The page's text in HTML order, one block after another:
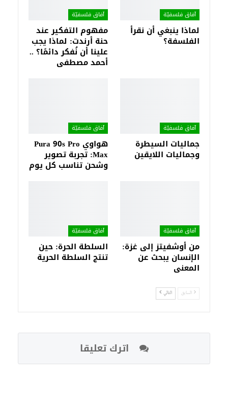
آفاق فلسفيّة‎
لماذا ينبغي أن نقرأ
الفلسفة؟
آفاق فلسفيّة‎
مفهوم التفكير عند
حنة أرندت: لماذا يجب
علينا أن نُفكر دائمًا؟ ..
أحمد مصطفى
آفاق فلسفيّة‎
جماليات السيطرة
وجماليات اللايقين
آفاق فلسفيّة‎
هواوي Pura 90s Pro
Max: تجربة تصوير
وشحن تناسب كل يوم
آفاق فلسفيّة‎
من أوشفيتز إلى غزة:
الإنسان يبحث عن
المعنى
آفاق فلسفيّة‎
السلطة الحرة: حين
تنتج السلطة الحرية
السابق التالي
اترك تعليقا